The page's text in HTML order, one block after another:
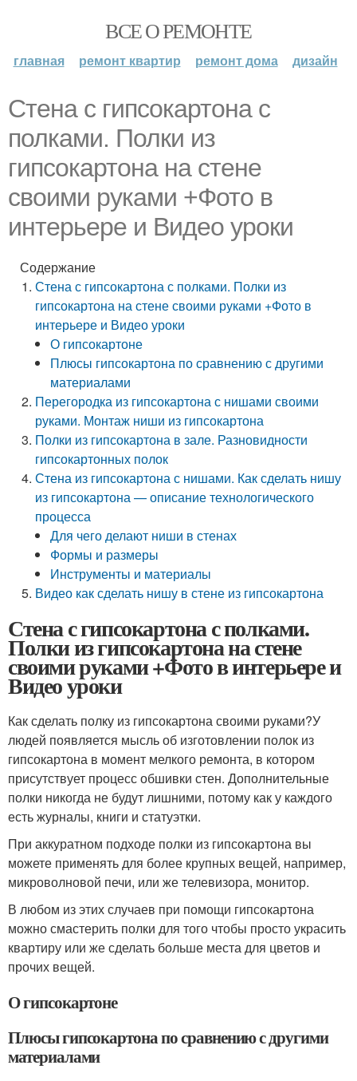
ВСЕ О РЕМОНТЕ
главная ремонт квартир ремонт дома дизайн
Стена с гипсокартона с
полками. Полки из
гипсокартона на стене
своими руками +Фото в
интерьере и Видео уроки
Содержание
Стена с гипсокартона с полками. Полки из
гипсокартона на стене своими руками +Фото в
интерьере и Видео уроки
О гипсокартоне
Плюсы гипсокартона по сравнению с другими
материалами
Перегородка из гипсокартона с нишами своими
руками. Монтаж ниши из гипсокартона
Полки из гипсокартона в зале. Разновидности
гипсокартонных полок
Стена из гипсокартона с нишами. Как сделать нишу
из гипсокартона — описание технологического
процесса
Для чего делают ниши в стенах
Формы и размеры
Инструменты и материалы
Видео как сделать нишу в стене из гипсокартона
Стена с гипсокартона с полками.
Полки из гипсокартона на стене
своими руками +Фото в интерьере и
Видео уроки
Как сделать полку из гипсокартона своими руками?У
людей появляется мысль об изготовлении полок из
гипсокартона в момент мелкого ремонта, в котором
присутствует процесс обшивки стен. Дополнительные
полки никогда не будут лишними, потому как у каждого
есть журналы, книги и статуэтки.
При аккуратном подходе полки из гипсокартона вы
можете применять для более крупных вещей, например,
микроволновой печи, или же телевизора, монитор.
В любом из этих случаев при помощи гипсокартона
можно смастерить полки для того чтобы просто украсить
квартиру или же сделать больше места для цветов и
прочих вещей.
О гипсокартоне
Плюсы гипсокартона по сравнению с другими
материалами